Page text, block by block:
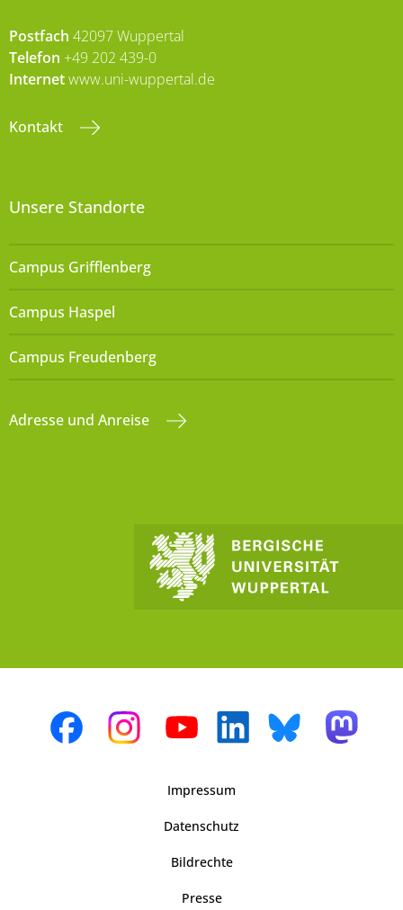
Postfach 42097 Wuppertal
Telefon +49 202 439-0
Internetwww.uni-wuppertal.de
Kontakt
Unsere Standorte
Campus Grifflenberg
Campus Haspel
Campus Freudenberg
Adresse und Anreise
Impressum
Datenschutz
Bildrechte
Presse